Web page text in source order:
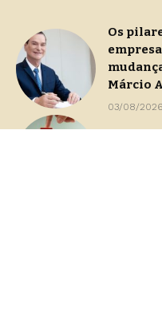
Os
Márcio
03/08/2026